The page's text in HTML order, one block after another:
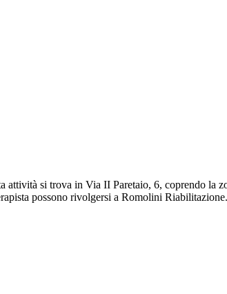
attività si trova in Via II Paretaio, 6, coprendo la
possono rivolgersi a Romolini Riabilitazione.